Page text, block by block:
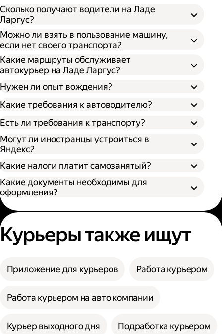
Сколько получают водители на Ладе
Ларгус?
Можно ли взять в пользование машину,
если нет своего транспорта?
Какие маршруты обслуживает
автокурьер на Ладе Ларгус?
Нужен ли опыт вождения?
Какие требования к автоводителю?
Есть ли требования к транспорту?
Могут ли иностранцы устроиться в
Яндекс?
Какие налоги платит самозанятый?
Какие документы необходимы для
оформления?
Курьеры также ищут
Приложение для курьеров Работа курьером
Работа курьером на авто компании
Курьер выходного дня Подработка курьером